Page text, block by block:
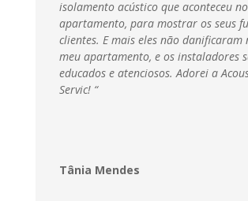
isolamento acústico que aconteceu
apartamento, para mostrar os seus
clientes. E mais eles não danificaram
meu apartamento, e os instaladores
educados e atenciosos. Adorei a
Servic! “
Tânia Mendes